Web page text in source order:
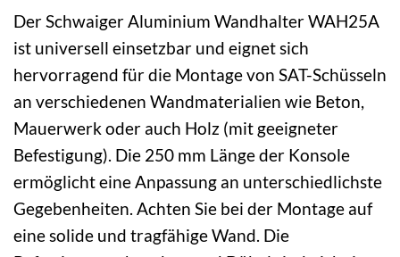
Der Schwaiger Aluminium Wandhalter WAH25A
ist universell einsetzbar und eignet sich
hervorragend für die Montage von SAT-Schüsseln
an verschiedenen Wandmaterialien wie Beton,
Mauerwerk oder auch Holz (mit geeigneter
Befestigung). Die 250 mm Länge der Konsole
ermöglicht eine Anpassung an unterschiedlichste
Gegebenheiten. Achten Sie bei der Montage auf
eine solide und tragfähige Wand. Die